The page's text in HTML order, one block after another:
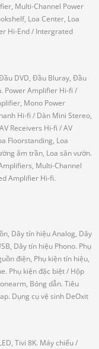
Multi-Channel Power
Loa Center, Loa
Hi-End/ Intergrated
DVD, Đầu Bluray, Đầu
Power Amplifier Hi-fi /
Mono Power
Hi-fi / Dàn Mini Stereo,
AV Receivers Hi-fi / AV
Floorstanding, Loa
âm trần, Loa sân vườn.
Multi-Channel
Amplifier Hi-fi.
Dây tín hiệu Analog, Dây
Dây tín hiệu Phono. Phụ
điện, Phụ kiện tín hiệu,
Phụ kiện đặc biệt/ Hộp
Bóng dẫn. Tiêu
Dụng cụ vệ sinh DeOxit
Tivi 8K. Máy chiếu/